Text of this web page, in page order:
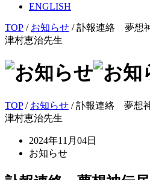
ENGLISH
TOP / お知らせ /訃報連絡 夢想
津村恵治先生
TOP/ お知らせ / 訃報連絡 夢想
津村恵治先生
2024年11月04日
お知らせ